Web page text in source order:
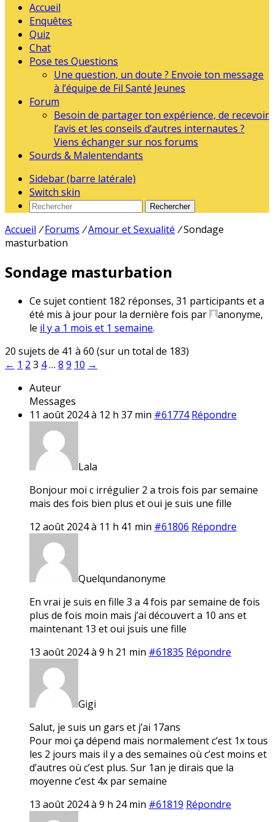
Accueil
Enquêtes
Quiz
Chat
Pose tes Questions
Une question, un doute ? Envoie ton message
à l’équipe de Fil Santé Jeunes
Forum
Besoin de partager ton expérience, de recevoir
l’avis et les conseils d’autres internautes ?
Viens échanger sur nos forums
Sourds & Malentendants
Sidebar (barre latérale)
Switch skin
Rechercher
Accueil / Forums /Amour et Sexualité /Sondage
masturbation
Sondage masturbation
Ce sujet contient 182 réponses, 31 participants et a
été mis à jour pour la dernière fois par
anonyme,
le il y a 1 mois et 1 semaine.
20 sujets de 41 à 60 (sur un total de 183)
← 1 2 3 4… 8 9 10 →
Auteur
Messages
11 août 2024 à 12 h 37 min #61774 Répondre
Lala
Bonjour moi c irrégulier 2 a trois fois par semaine
mais des fois bien plus et oui je suis une fille
12 août 2024 à 11 h 41 min #61806 Répondre
Quelqundanonyme
En vrai je suis en fille 3 a 4 fois par semaine de fois
plus de fois moin mais j’ai découvert a 10 ans et
maintenant 13 et oui jsuis une fille
13 août 2024 à 9 h 21 min #61835 Répondre
Gigi
Salut, je suis un gars et j’ai 17ans
Pour moi ça dépend mais normalement c’est 1x tous
les 2 jours mais il y a des semaines où c’est moins et
d’autres où c’est plus. Sur 1an je dirais que la
moyenne c’est 4x par semaine
13 août 2024 à 9 h 24 min #61819 Répondre